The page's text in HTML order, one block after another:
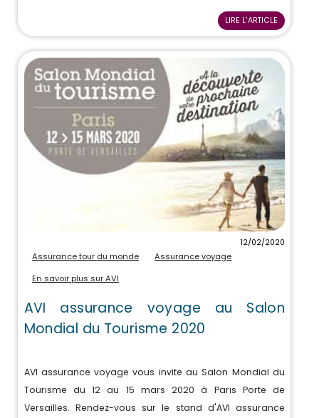
LIRE L'ARTICLE
12/02/2020
Assurance tour du monde
Assurance voyage
En savoir plus sur AVI
AVI assurance voyage au Salon
Mondial du Tourisme 2020
AVI assurance voyage vous invite au Salon Mondial du
Tourisme du 12 au 15 mars 2020 à Paris Porte de
Versailles. Rendez-vous sur le stand d'AVI assurance